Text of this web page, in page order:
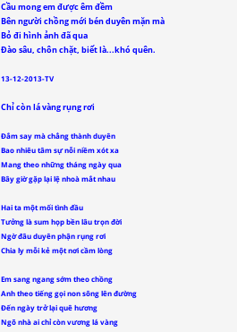
Cầu mong em được êm đềm
Bên người chồng mới bén duyên mặn mà
Bỏ đi hình ảnh đã qua
Đào sâu, chôn chặt, biết là...khó quên.
13-12-2013-TV
Chỉ còn lá vàng rụng rơi
Đắm say mà chẳng thành duyên
Bao nhiêu tâm sự nỗi niềm xót xa
Mang theo những tháng ngày qua
Bây giờ gặp lại lệ nhoà mắt nhau
Hai ta một mối tình đầu
Tưởng là sum họp bền lâu trọn đời
Ngờ đâu duyên phận rụng rơi
Chia ly mỗi kẻ một nơi cầm lòng
Em sang ngang sớm theo chồng
Anh theo tiếng gọi non sông lên đường
Đến ngày trở lại quê hương
Ngõ nhà ai chỉ còn vương lá vàng